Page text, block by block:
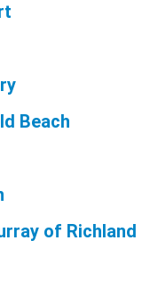
Beach
of Richland